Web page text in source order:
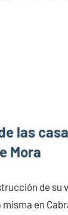
las
Mora
de su
en